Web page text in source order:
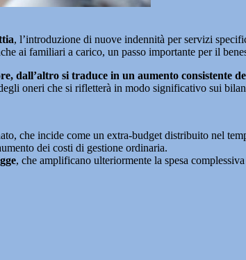
, l’introduzione di nuove indennità per servizi
ai familiari a carico, un passo importante per il
dall’altro si traduce in un aumento consistente
oneri che si rifletterà in modo significativo sui
che incide come un extra-budget distribuito nel
dei costi di gestione ordinaria.
, che amplificano ulteriormente la spesa